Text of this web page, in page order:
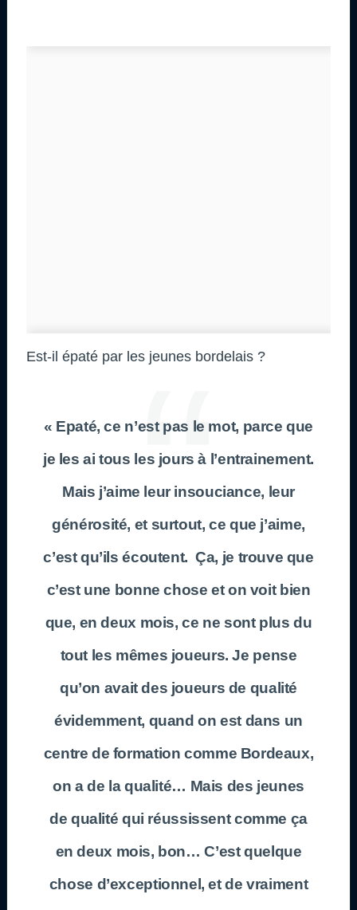
Est-il épaté par les jeunes bordelais ?
« Epaté, ce n’est pas le mot, parce que
je les ai tous les jours à l’entrainement.
Mais j’aime leur insouciance, leur
générosité, et surtout, ce que j’aime,
c’est qu’ils écoutent. Ça, je trouve que
c’est une bonne chose et on voit bien
que, en deux mois, ce ne sont plus du
tout les mêmes joueurs. Je pense
qu’on avait des joueurs de qualité
évidemment, quand on est dans un
centre de formation comme Bordeaux,
on a de la qualité… Mais des jeunes
de qualité qui réussissent comme ça
en deux mois, bon… C’est quelque
chose d’exceptionnel, et de vraiment